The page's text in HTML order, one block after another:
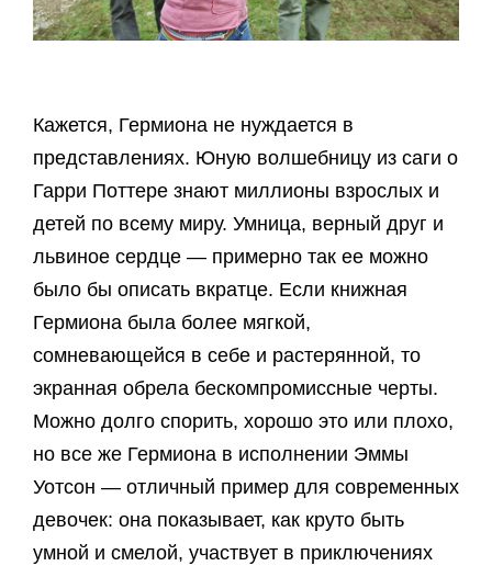
Кажется, Гермиона не нуждается в
представлениях. Юную волшебницу из саги о
Гарри Поттере знают миллионы взрослых и
детей по всему миру. Умница, верный друг и
львиное сердце — примерно так ее можно
было бы описать вкратце. Если книжная
Гермиона была более мягкой,
сомневающейся в себе и растерянной, то
экранная обрела бескомпромиссные черты.
Можно долго спорить, хорошо это или плохо,
но все же Гермиона в исполнении Эммы
Уотсон — отличный пример для современных
девочек: она показывает, как круто быть
умной и смелой, участвует в приключениях